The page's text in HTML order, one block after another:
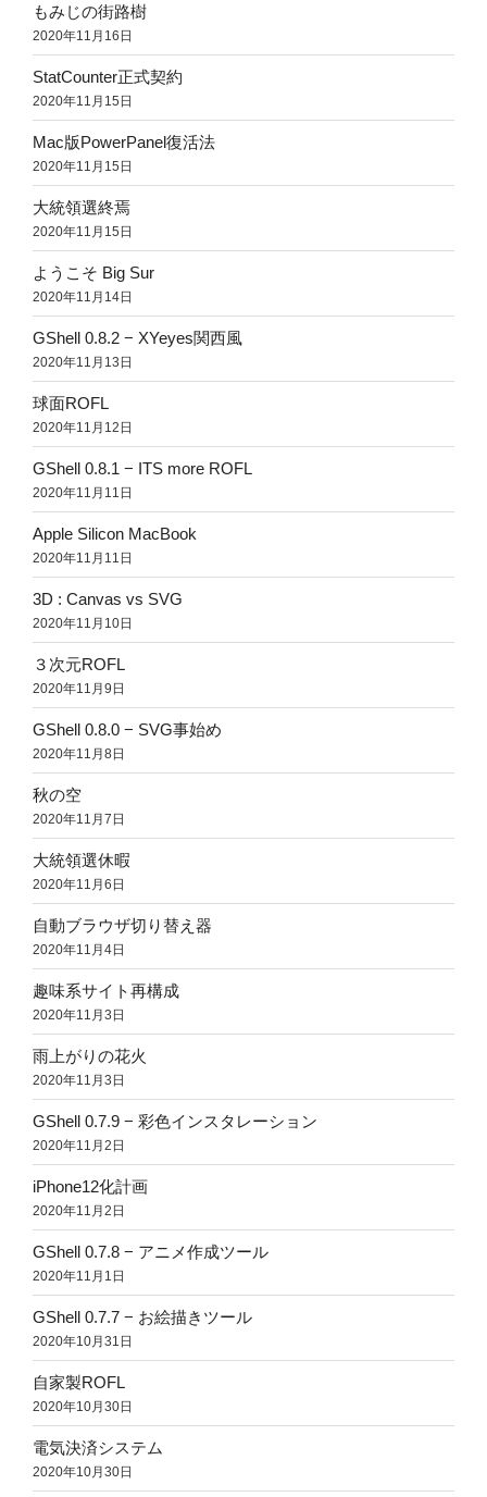
もみじの街路樹
2020年11月16日
StatCounter正式契約
2020年11月15日
Mac版PowerPanel復活法
2020年11月15日
大統領選終焉
2020年11月15日
ようこそ Big Sur
2020年11月14日
GShell 0.8.2 − XYeyes関西風
2020年11月13日
球面ROFL
2020年11月12日
GShell 0.8.1 − ITS more ROFL
2020年11月11日
Apple Silicon MacBook
2020年11月11日
3D : Canvas vs SVG
2020年11月10日
３次元ROFL
2020年11月9日
GShell 0.8.0 − SVG事始め
2020年11月8日
秋の空
2020年11月7日
大統領選休暇
2020年11月6日
自動ブラウザ切り替え器
2020年11月4日
趣味系サイト再構成
2020年11月3日
雨上がりの花火
2020年11月3日
GShell 0.7.9 − 彩色インスタレーション
2020年11月2日
iPhone12化計画
2020年11月2日
GShell 0.7.8 − アニメ作成ツール
2020年11月1日
GShell 0.7.7 − お絵描きツール
2020年10月31日
自家製ROFL
2020年10月30日
電気決済システム
2020年10月30日